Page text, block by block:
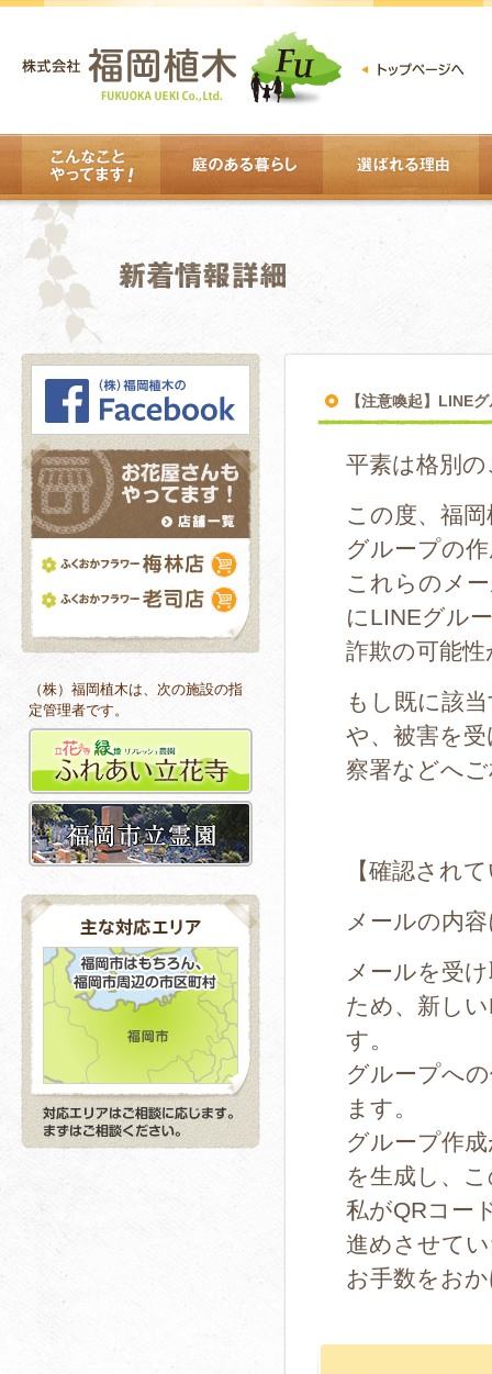
（株）福岡植木は、次の施設の指
定管理者です。
【注意喚起】LINE
平素は格別
この度、福
グループの
これらのメ
にLINEグル
詐欺の可能
もし既に該
や、被害を
察署などへ
【確認され
メールの内
メールを受
ため、新し
す。
グループへ
ます。
グループ作
を生成し、
私がQRコー
進めさせて
お手数をお